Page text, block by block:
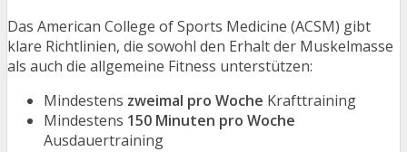
Das American College of Sports Medicine (ACSM) gibt
klare Richtlinien, die sowohl den Erhalt der Muskelmasse
als auch die allgemeine Fitness unterstützen:
Mindestens zweimal pro Woche Krafttraining
Mindestens 150 Minuten pro Woche
Ausdauertraining